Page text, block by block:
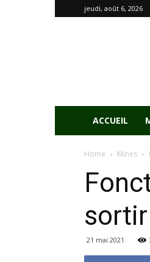
jeudi, août 6, 2026
ACCUEIL
Home Mines
21 mai 2021